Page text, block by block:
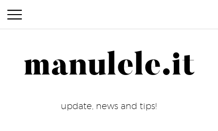
manulele.it
manulele.it
update, news and tips!